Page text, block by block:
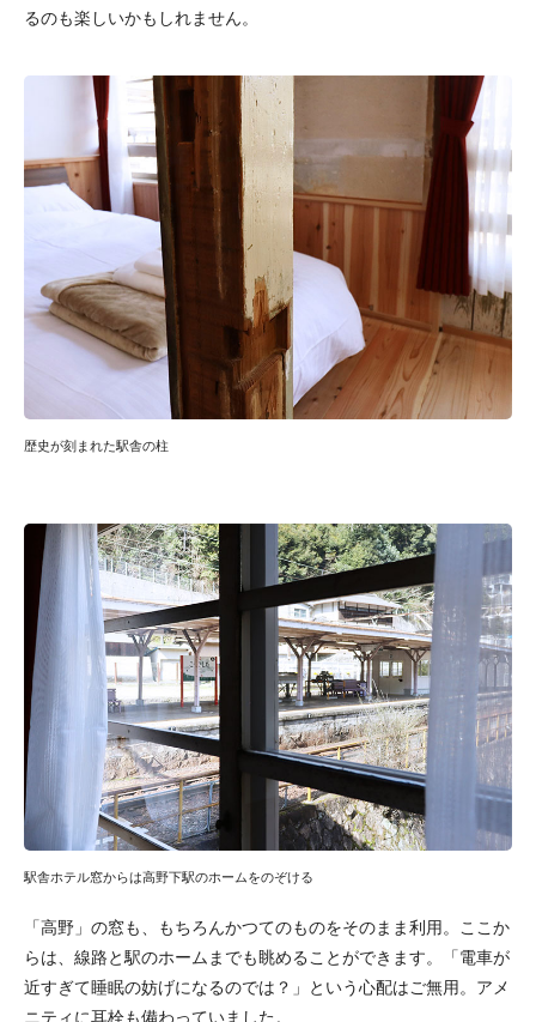
るのも楽しいかもしれません。
歴史が刻まれた駅舎の柱
駅舎ホテル窓からは高野下駅のホームをのぞける
「高野」の窓も、もちろんかつてのものをそのまま利用。ここか
らは、線路と駅のホームまでも眺めることができます。「電車が
近すぎて睡眠の妨げになるのでは？」という心配はご無用。アメ
ニティに耳栓も備わっていました。